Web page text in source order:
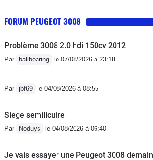
FORUM PEUGEOT 3008
Problème 3008 2.0 hdi 150cv 2012
Par ballbearing le 07/08/2026 à 23:18
Par jbf69 le 04/08/2026 à 08:55
Siege semilicuire
Par Noduys le 04/08/2026 à 06:40
Je vais essayer une Peugeot 3008 demain